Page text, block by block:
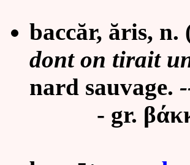
baccăr, ăris,
dont on tirait
nard sauvage.
- gr.